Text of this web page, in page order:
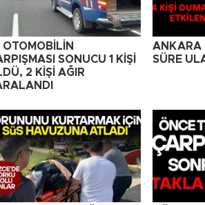
OTOMOBİLİN
SONUCU 1 KİŞİ
2 KİŞİ AĞIR
ANKARA
SÜRE